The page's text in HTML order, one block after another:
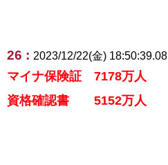
26 : 2023/12/22(金) 18:50:39.08
マイナ保険証 7178万人
資格確認書 5152万人